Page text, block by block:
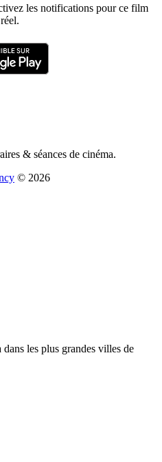
les notifications pour ce film
& séances de cinéma.
© 2026
les plus grandes villes de